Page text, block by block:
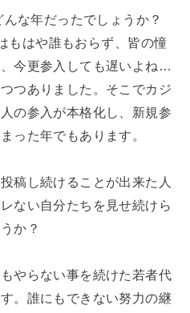
な年だったでしょうか？
もはや誰もおらず、皆の憧
今更参入しても遅いよね…
つありました。そこでカジ
の参入が本格化し、新規参
った年でもあります。
稿し続けることが出来た人
ない自分たちを見せ続けら
か？
やらない事を続けた若者代
。誰にもできない努力の継